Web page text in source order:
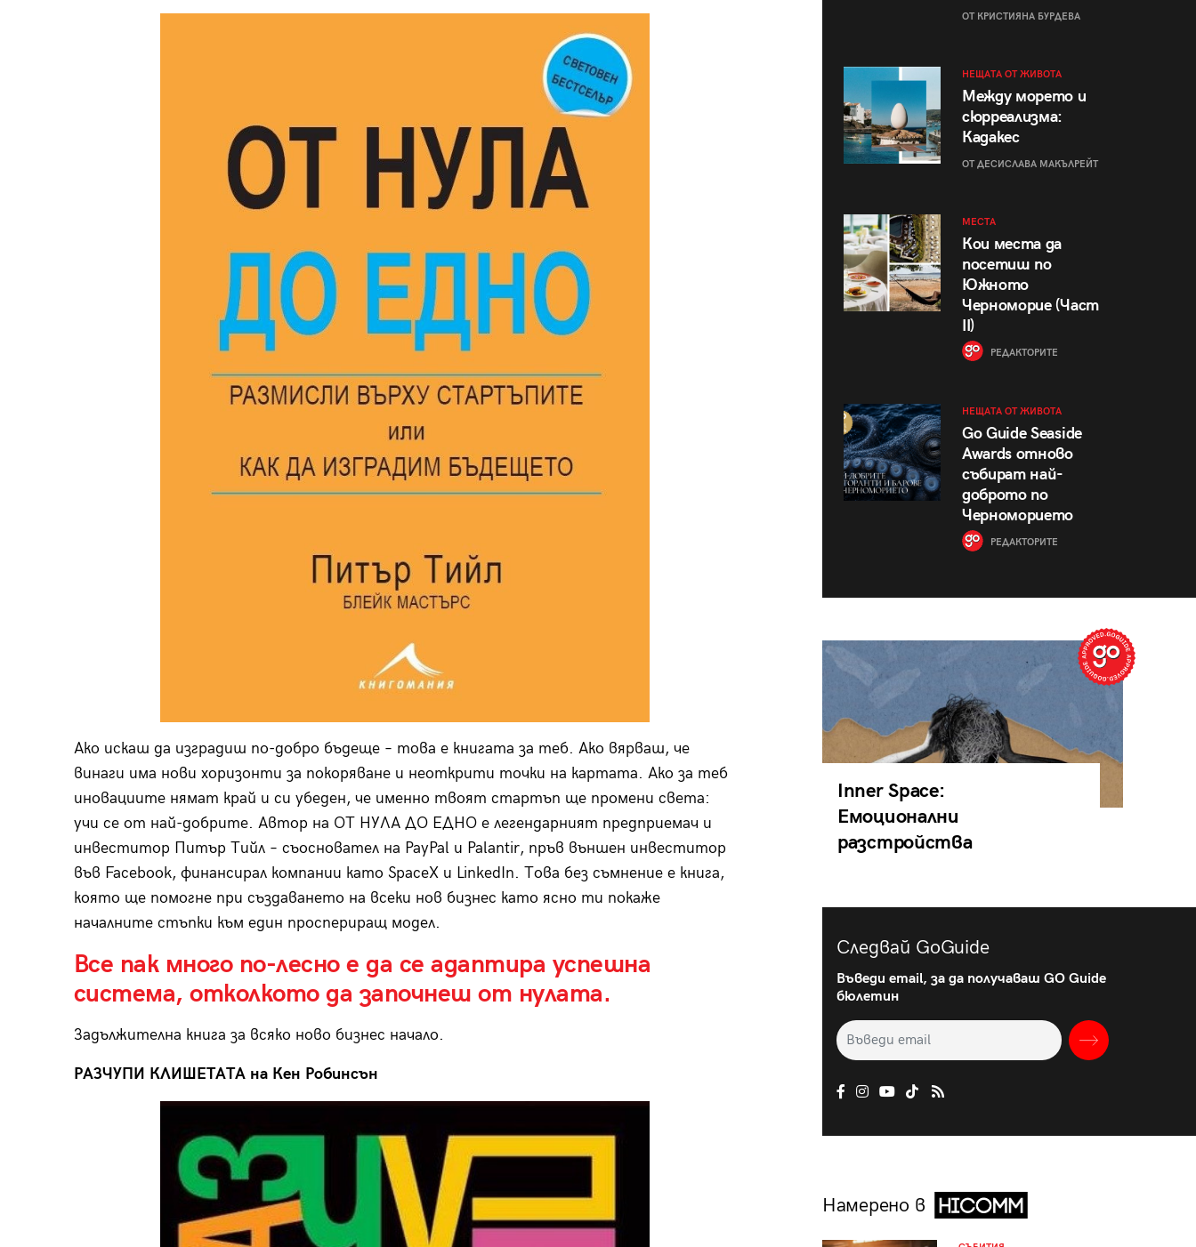
Ако искаш да изградиш по-добро бъдеще – това е книгата за теб. Ако вярваш, че
винаги има нови хоризонти за покоряване и неоткрити точки на картата. Ако за теб
иновациите нямат край и си убеден, че именно твоят стартъп ще промени света:
учи се от най-добрите. Автор на ОТ НУЛА ДО ЕДНО е легендарният предприемач и
инвеститор Питър Тийл – съосновател на PayPal и Palantir, пръв външен инвеститор
във Facebook, финансирал компании като SpaceX и LinkedIn. Това без съмнение е книга,
която ще помогне при създаването на всеки нов бизнес като ясно ти покаже
началните стъпки към един проспериращ модел.
Все пак много по-лесно е да се адаптира успешна
система, отколкото да започнеш от нулата.
Задължителна книга за всяко ново бизнес начало.
РАЗЧУПИ КЛИШЕТАТА на Кен Робинсън
ОТ КРИСТИЯНА БУРДЕВА
НЕЩАТА ОТ ЖИВОТА
Между морето и
сюрреализма:
Кадакес
ОТ ДЕСИСЛАВА МАКЪЛРЕЙТ
МЕСТА
Кои места да
посетиш по
Южното
Черноморие (Част
II)
РЕДАКТОРИТЕ
НЕЩАТА ОТ ЖИВОТА
Go Guide Seaside
Awards отново
събират най-
доброто по
Черноморието
РЕДАКТОРИТЕ
Inner Space:
Емоционални
разстройства
Следвай GoGuide
Въведи email, за да получаваш GO Guide
бюлетин
Намерено в